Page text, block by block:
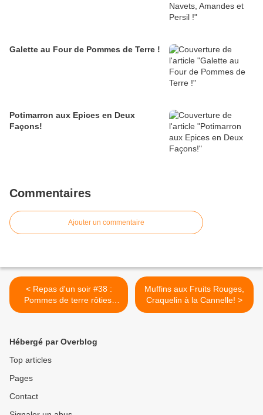
Galette au Four de Pommes de Terre !
Potimarron aux Epices en Deux
Façons!
Commentaires
Ajouter un commentaire
< Repas d'un soir #38 :
Pommes de terre rôties,
Tomates et Basilic!
Muffins aux Fruits Rouges,
Craquelin à la Cannelle! >
Hébergé par Overblog
Top articles
Pages
Contact